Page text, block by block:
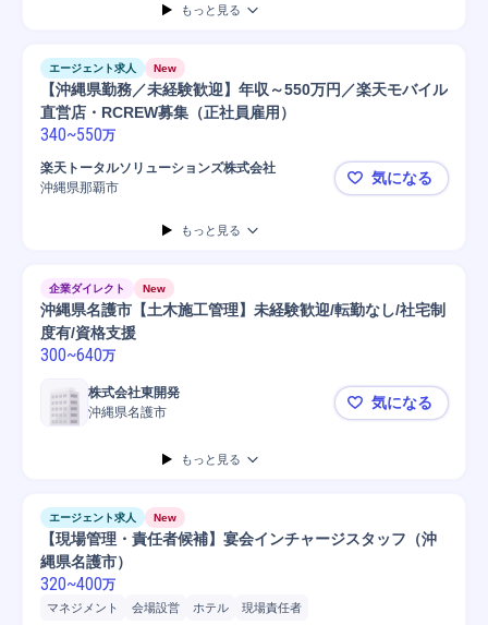
もっと見る
エージェント求人 New
【沖縄県勤務／未経験歓迎】年収～550万円／楽天モバイル
直営店・RCREW募集（正社員雇用）
340~550万
楽天トータルソリューションズ株式会社
沖縄県那覇市
【沖縄県勤
気になる
もっと見る
企業ダイレクト New
沖縄県名護市【土木施工管理】未経験歓迎/転勤なし/社宅制
度有/資格支援
300~640万
株式会社東開発
沖縄県名護市
沖縄県名護
気になる
もっと見る
エージェント求人 New
【現場管理・責任者候補】宴会インチャージスタッフ（沖
縄県名護市）
320~400万
マネジメント 会場設営 ホテル 現場責任者